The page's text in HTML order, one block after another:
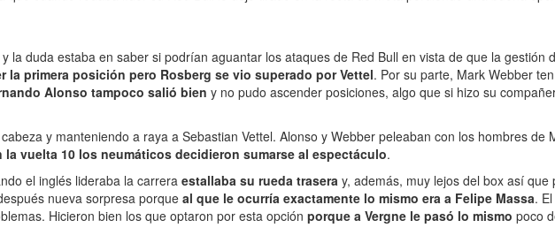
la duda estaba en saber si podrían aguantar los ataques de Red Bull en vista de que la gestión
la primera posición pero Rosberg se vio superado por Vettel. Por su parte, Mark Webber
Alonso tampoco salió bien y no pudo ascender posiciones, algo que si hizo su
y manteniendo a raya a Sebastian Vettel. Alonso y Webber peleaban con los hombres de
la vuelta 10 los neumáticos decidieron sumarse al espectáculo.
el inglés lideraba la carrera estallaba su rueda trasera y, además, muy lejos del box así
nueva sorpresa porque al que le ocurría exactamente lo mismo era a Felipe Massa.
Hicieron bien los que optaron por esta opción porque a Vergne le pasó lo mismo poco